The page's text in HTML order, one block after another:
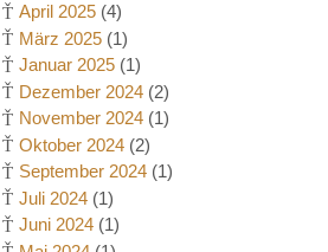
April 2025 (4)
März 2025 (1)
Januar 2025 (1)
Dezember 2024 (2)
November 2024 (1)
Oktober 2024 (2)
September 2024 (1)
Juli 2024 (1)
Juni 2024 (1)